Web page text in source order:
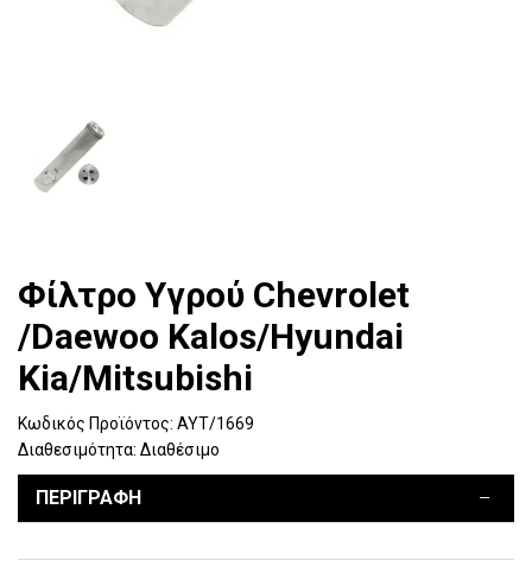
Φίλτρο Υγρού Chevrolet
/Daewoo Kalos/Hyundai
Kia/Mitsubishi
Κωδικός Προϊόντος: ΑΥΤ/1669
Διαθεσιμότητα: Διαθέσιμο
ΠΕΡΙΓΡΑΦΗ